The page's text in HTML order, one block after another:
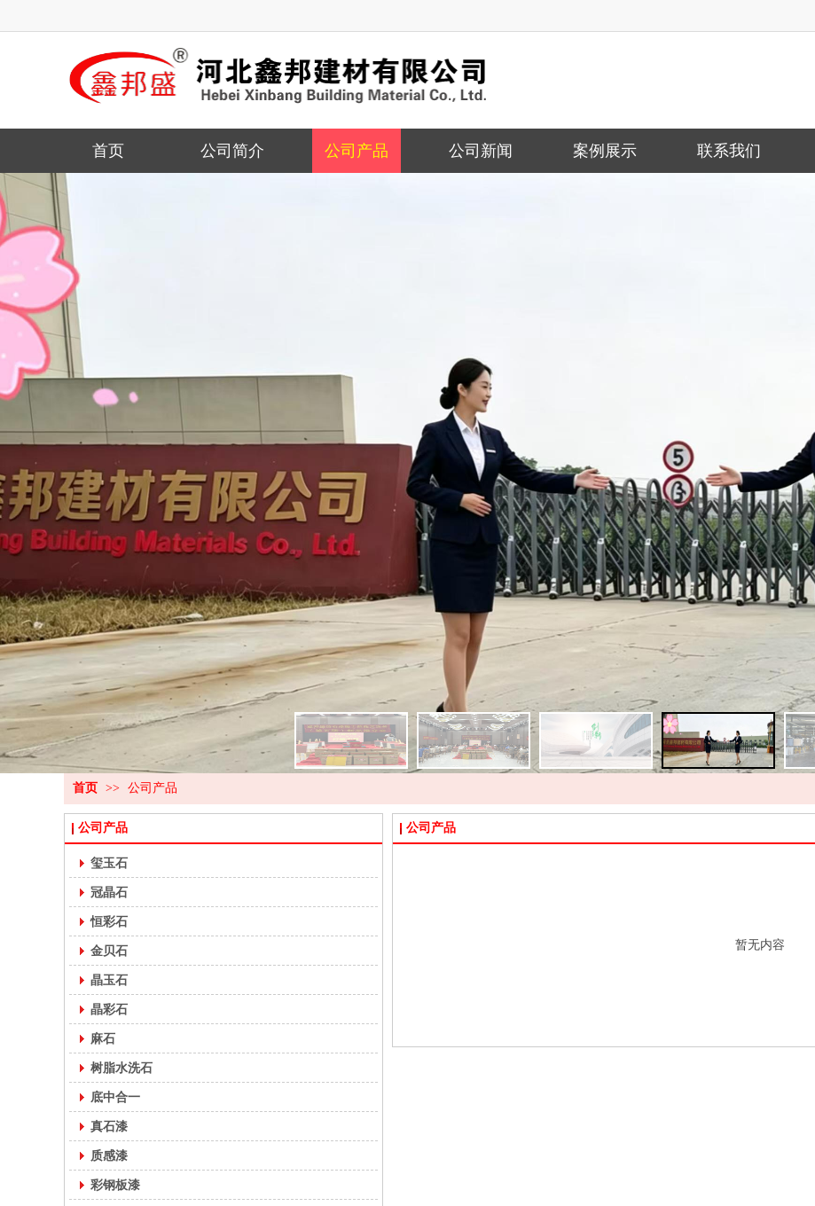
首页 公司简介 公司产品 公司新闻 案例展示 联系我们
首页 >> 公司产品
公司产品
玺玉石
冠晶石
恒彩石
金贝石
晶玉石
晶彩石
麻石
树脂水洗石
底中合一
真石漆
质感漆
彩钢板漆
树脂水洗石
玺玉石硅丙仿石漆
全天候外墙漆
多彩仿石漆
公司产品
暂无内容